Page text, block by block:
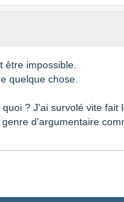
être impossible.
quelque chose.
? J'ai survolé vite fait
d'argumentaire